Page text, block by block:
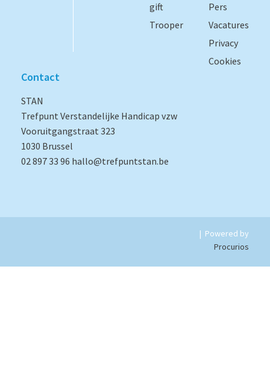
gift
Trooper
Pers
Vacatures
Privacy
Cookies
Contact
STAN
Trefpunt Verstandelijke Handicap vzw
Vooruitgangstraat 323
1030 Brussel
02 897 33 96 hallo@trefpuntstan.be
| Powered by
Procurios